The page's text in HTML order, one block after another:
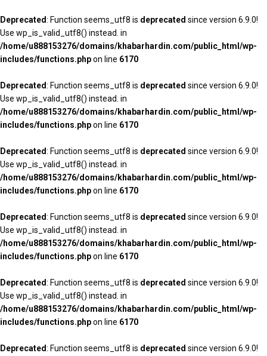
Deprecated: Function seems_utf8 is deprecated since version 6.9.0!
Use wp_is_valid_utf8() instead. in
/home/u888153276/domains/khabarhardin.com/public_html/wp-
includes/functions.phpon line 6170
Deprecated: Function seems_utf8 is deprecated since version 6.9.0!
Use wp_is_valid_utf8() instead. in
/home/u888153276/domains/khabarhardin.com/public_html/wp-
includes/functions.phpon line 6170
Deprecated: Function seems_utf8 is deprecated since version 6.9.0!
Use wp_is_valid_utf8() instead. in
/home/u888153276/domains/khabarhardin.com/public_html/wp-
includes/functions.phpon line 6170
Deprecated: Function seems_utf8 is deprecated since version 6.9.0!
Use wp_is_valid_utf8() instead. in
/home/u888153276/domains/khabarhardin.com/public_html/wp-
includes/functions.phpon line 6170
Deprecated: Function seems_utf8 is deprecated since version 6.9.0!
Use wp_is_valid_utf8() instead. in
/home/u888153276/domains/khabarhardin.com/public_html/wp-
includes/functions.phpon line 6170
Deprecated: Function seems_utf8 is deprecated since version 6.9.0!